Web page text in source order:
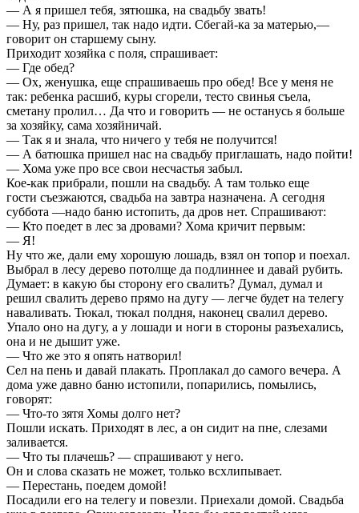
— А я пришел тебя, зятюшка, на свадьбу звать!
— Ну, раз пришел, так надо идти. Сбегай-ка за матерью,—
говорит он старшему сыну.
Приходит хозяйка с поля, спрашивает:
— Где обед?
— Ох, женушка, еще спрашиваешь про обед! Все у меня не
так: ребенка расшиб, куры сгорели, тесто свинья съела,
сметану пролил… Да что и говорить — не останусь я больше
за хозяйку, сама хозяйничай.
— Так я и знала, что ничего у тебя не получится!
— А батюшка пришел нас на свадьбу приглашать, надо пойти!
— Хома уже про все свои несчастья забыл.
Кое-как прибрали, пошли на свадьбу. А там только еще
гости съезжаются, свадьба на завтра назначена. А сегодня
суббота —надо баню истопить, да дров нет. Спрашивают:
— Кто поедет в лес за дровами? Хома кричит первым:
— Я!
Ну что же, дали ему хорошую лошадь, взял он топор и поехал.
Выбрал в лесу дерево потолще да подлиннее и давай рубить.
Думает: в какую бы сторону его свалить? Думал, думал и
решил свалить дерево прямо на дугу — легче будет на телегу
наваливать. Тюкал, тюкал полдня, наконец свалил дерево.
Упало оно на дугу, а у лошади и ноги в стороны разъехались,
она и не дышит уже.
— Что же это я опять натворил!
Сел на пень и давай плакать. Проплакал до самого вечера. А
дома уже давно баню истопили, попарились, помылись,
говорят:
— Что-то зятя Хомы долго нет?
Пошли искать. Приходят в лес, а он сидит на пне, слезами
заливается.
— Что ты плачешь? — спрашивают у него.
Он и слова сказать не может, только всхлипывает.
— Перестань, поедем домой!
Посадили его на телегу и повезли. Приехали домой. Свадьба